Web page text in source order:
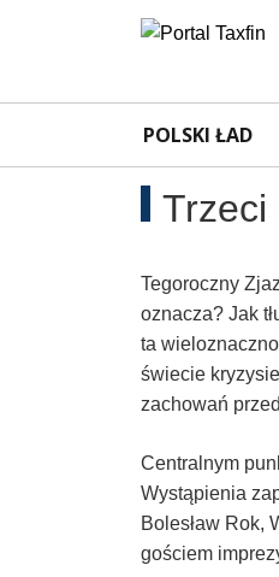
VAT,
NSA
i
WSA
–
dla
POLSKI ŁAD
Trzeci
Tegoroczny
oznacza? Jak
ta
świecie
zachowań
Centralnym
Wystąpienia
Bolesław Rok,
gościem